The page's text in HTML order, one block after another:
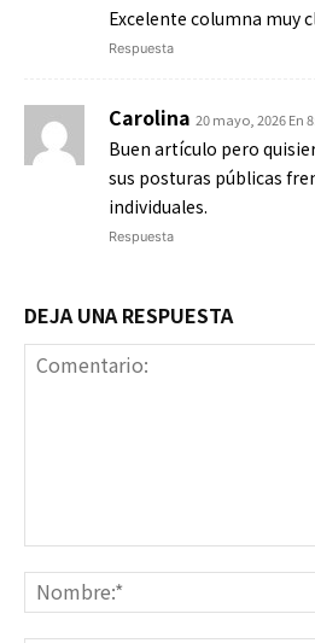
Excelente columna muy
Respuesta
Carolina 20 mayo, 2026 En
Buen artículo pero
sus posturas públicas
individuales.
Respuesta
DEJA UNA RESPUESTA